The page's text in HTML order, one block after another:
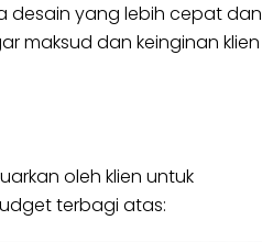
desain yang lebih cepat dan
maksud dan keinginan klien
oleh klien untuk
terbagi atas: